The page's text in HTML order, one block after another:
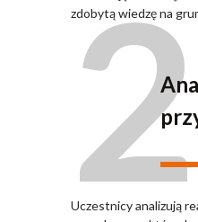
zdobytą wiedzę na
2
Uczestnicy analizują